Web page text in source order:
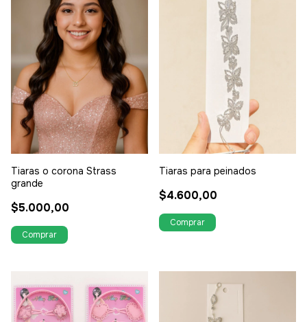
Tiaras o corona Strass
grande
$5.000,00
Tiaras para peinados
$4.600,00